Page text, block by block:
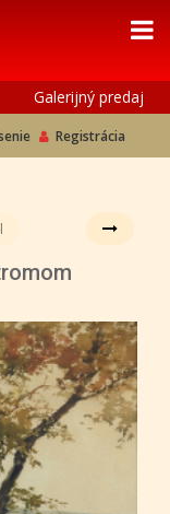
Galerijný predaj
Registrácia